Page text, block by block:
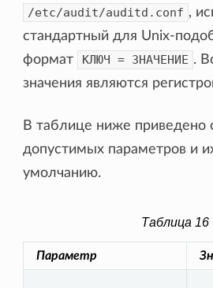
/etc/audit/auditd.conf ,
стандартный для Unix-
формат
КЛЮЧ = ЗНАЧЕНИЕ .
значения являются
В таблице ниже приведено
допустимых параметров и
умолчанию.
Таблица
Параметр